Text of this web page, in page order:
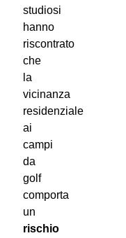
studiosi
hanno
riscontrato
che
la
vicinanza
residenziale
ai
campi
da
golf
comporta
un
rischio